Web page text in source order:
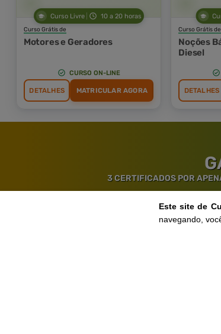
Curso Livre 10 a 20 horas
Curso Grátis de
Motores e Geradores
CURSO ON-LINE
DETALHES MATRICULAR AGORA
Curso Grátis de
Noções
Diesel
DETALHES
3 CERTIFICADOS POR
Este site de
navegando,